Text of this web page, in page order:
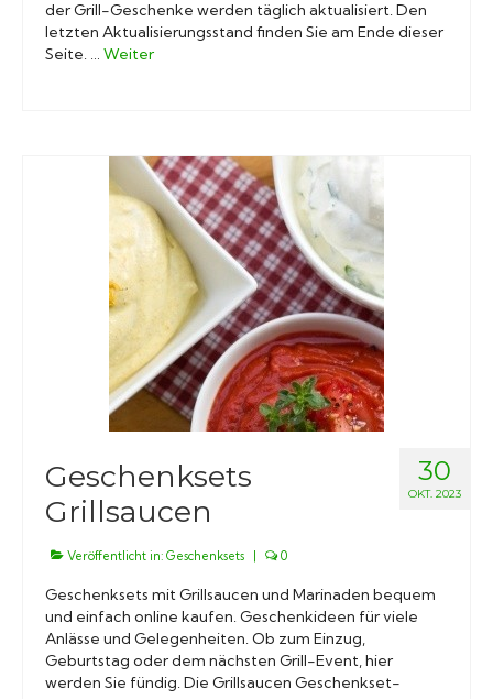
der Grill-Geschenke werden täglich aktualisiert. Den
letzten Aktualisierungsstand finden Sie am Ende dieser
Seite. … Weiter
30
OKT. 2023
Geschenksets
Grillsaucen
Veröffentlicht in: Geschenksets | 0
Geschenksets mit Grillsaucen und Marinaden bequem
und einfach online kaufen. Geschenkideen für viele
Anlässe und Gelegenheiten. Ob zum Einzug,
Geburtstag oder dem nächsten Grill-Event, hier
werden Sie fündig. Die Grillsaucen Geschenkset-